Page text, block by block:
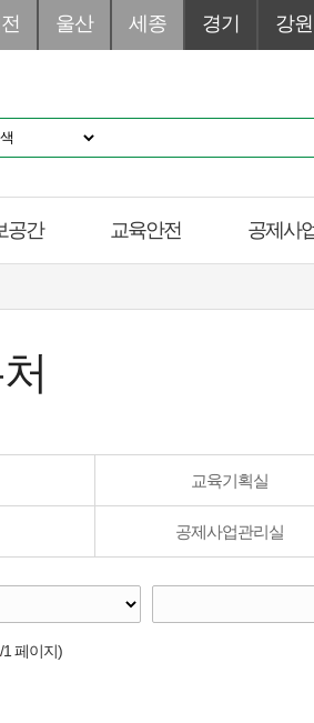
울산 세종 경기 강원
공간 교육안전 공제사
교육기획실
공제사업관리실
/1 페이지)